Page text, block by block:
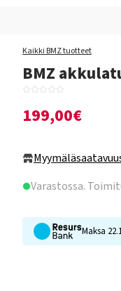
Kaikki BMZ tuotteet
BMZ
199,00€
Varastossa.
Maksa